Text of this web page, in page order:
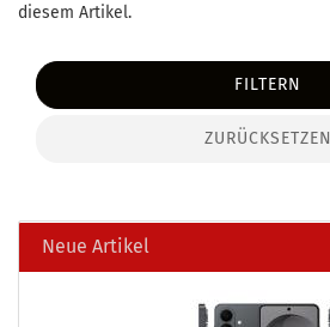
diesem Artikel.
FILTERN
ZURÜCKSETZEN
Neue Artikel